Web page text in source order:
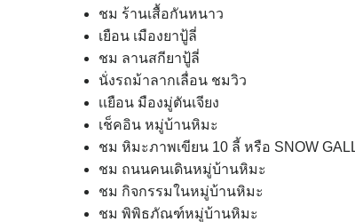
ชม ร้านเสื้อกันหนาว
เยือน เมืองยาปู้ลี่
ชม ลานสกียาปู้ลี่
นั่งรถม้าลากเลื่อน ชมวิว
เเยือน มืองมู่ตันเจียง
เช็คอิน หมู่บ้านหิมะ
ชม หิมะภาพเขียน 10 ลี้ หรือ SNOW
ชม ถนนคนเดินหมู่บ้านหิมะ
ชม กิจกรรมในหมู่บ้านหิมะ
ชม พิพิธภัณฑ์หมู่บ้านหิมะ